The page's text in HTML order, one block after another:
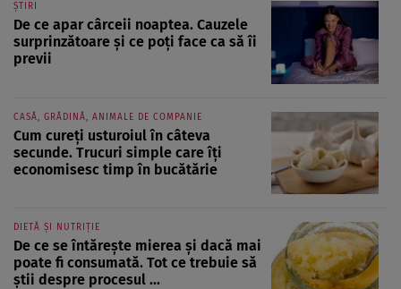
ȘTIRI
De ce apar cârceii noaptea. Cauzele
surprinzătoare și ce poți face ca să îi
previi
CASĂ, GRĂDINĂ, ANIMALE DE COMPANIE
Cum cureți usturoiul în câteva
secunde. Trucuri simple care îți
economisesc timp în bucătărie
DIETĂ ȘI NUTRIȚIE
De ce se întărește mierea și dacă mai
poate fi consumată. Tot ce trebuie să
știi despre procesul ...